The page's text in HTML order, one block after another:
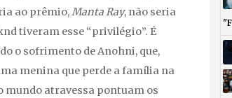
ao prêmio,Manta Ray, não seria
tiveram esse “privilégio”. É
o sofrimento de Anohni, que,
menina que perde a família na
mundo atravessa pontuam os